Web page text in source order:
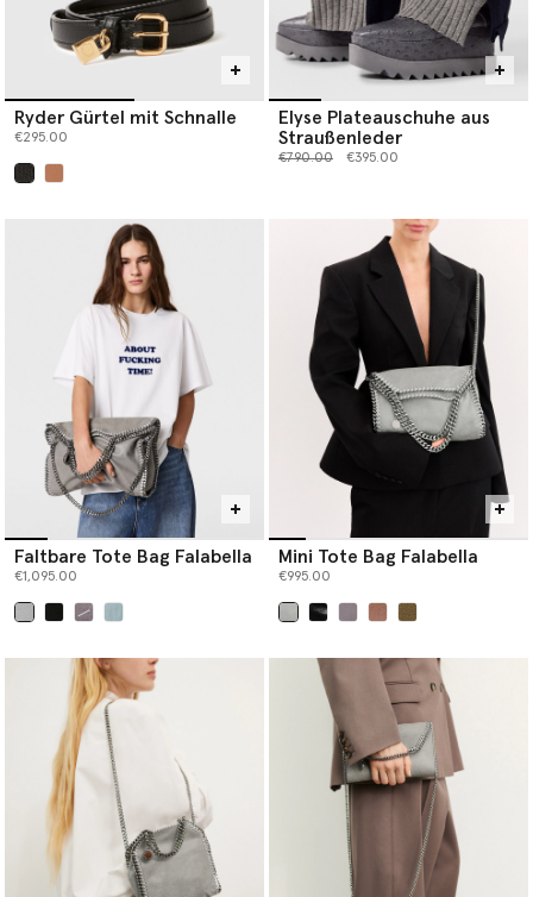
Ryder Gürtel mit Schnalle
€295.00
Elyse Plateauschuhe aus
Straußenleder
Preis reduziert von
€790.00bis€395.00
Faltbare Tote Bag Falabella
€1,095.00
Mini Tote Bag Falabella
€995.00